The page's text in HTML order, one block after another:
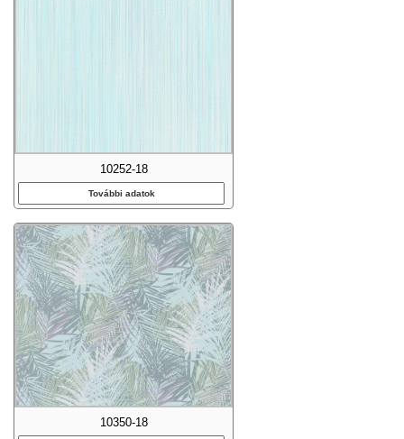
10252-18
További adatok
10350-18